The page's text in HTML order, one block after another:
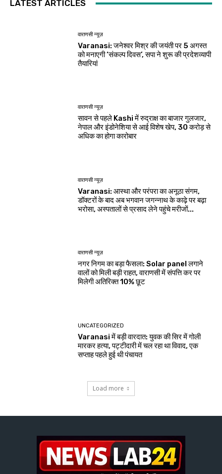
LATEST ARTICLES
वाराणसी न्यूज़
Varanasi: जनेश्वर मिश्र की जयंती पर 5 अगस्त
को मनाएगी ‘संकल्प दिवस’, सपा ने शुरू की प्रदेशव्यापी
तैयारियां
वाराणसी न्यूज़
सावन से पहले Kashi में रुद्राक्ष का बाजार गुलजार,
नेपाल और इंडोनेशिया से आई विशेष खेप, 30 करोड़ से
अधिक का होगा कारोबार
वाराणसी न्यूज़
Varanasi: आस्था और परंपरा का अनूठा संगम,
डॉक्टरों के बाद अब भगवान जगन्नाथ के काढ़े पर बढ़ा
भरोसा, अस्पतालों से प्रसाद लेने पहुंचे मरीजों...
वाराणसी न्यूज़
नगर निगम का बड़ा फैसला: Solar panel लगाने
वालों को मिली बड़ी राहत, वाराणसी में संपत्ति कर पर
मिलेगी अतिरिक्त 10% छूट
UNCATEGORIZED
Varanasi में बड़ी वारदात: युवक की सिर में गोली
मारकर हत्या, पट्टीदारी में चल रहा था विवाद, एक
सप्ताह पहले हुई थी पंचायत
Load more